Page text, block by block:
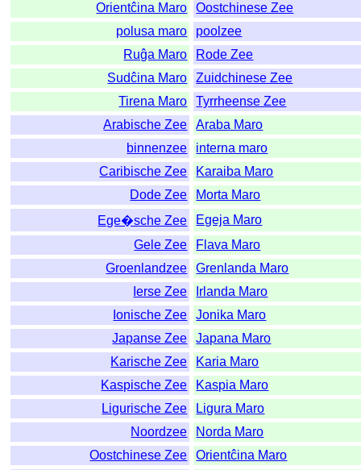
Orientĉina Maro
Oostchinese Zee
polusa maro
poolzee
Ruĝa Maro
Rode Zee
Sudĉina Maro
Zuidchinese Zee
Tirena Maro
Tyrrheense Zee
Arabische Zee
Araba Maro
binnenzee
interna maro
Caribische Zee
Karaiba Maro
Dode Zee
Morta Maro
Ege�sche Zee
Egeja Maro
Gele Zee
Flava Maro
Groenlandzee
Grenlanda Maro
Ierse Zee
Irlanda Maro
Ionische Zee
Jonika Maro
Japanse Zee
Japana Maro
Karische Zee
Karia Maro
Kaspische Zee
Kaspia Maro
Ligurische Zee
Ligura Maro
Noordzee
Norda Maro
Oostchinese Zee
Orientĉina Maro